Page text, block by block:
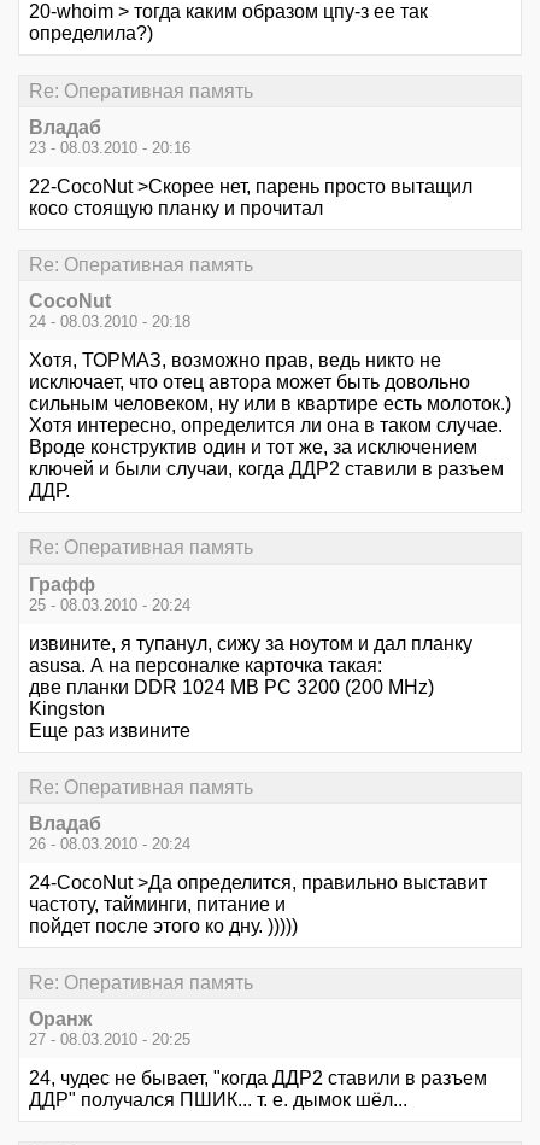
20-whoim > тогда каким образом цпу-з ее так
определила?)
Re: Оперативная память
Владаб
23 - 08.03.2010 - 20:16
22-CocoNut >Скорее нет, парень просто вытащил
косо стоящую планку и прочитал
Re: Оперативная память
CocoNut
24 - 08.03.2010 - 20:18
Хотя, ТОРМАЗ, возможно прав, ведь никто не
исключает, что отец автора может быть довольно
сильным человеком, ну или в квартире есть молоток.)
Хотя интересно, определится ли она в таком случае.
Вроде конструктив один и тот же, за исключением
ключей и были случаи, когда ДДР2 ставили в разъем
ДДР.
Re: Оперативная память
Графф
25 - 08.03.2010 - 20:24
извините, я тупанул, сижу за ноутом и дал планку
asusa. А на персоналке карточка такая:
две планки DDR 1024 MB PC 3200 (200 MHz)
Kingston
Еще раз извините
Re: Оперативная память
Владаб
26 - 08.03.2010 - 20:24
24-CocoNut >Да определится, правильно выставит
частоту, тайминги, питание и
пойдет после этого ко дну. )))))
Re: Оперативная память
Оранж
27 - 08.03.2010 - 20:25
24, чудес не бывает, "когда ДДР2 ставили в разъем
ДДР" получался ПШИК... т. е. дымок шёл...